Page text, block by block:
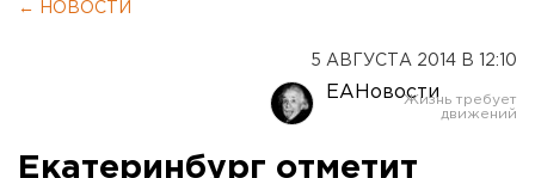
← НОВОСТИ
5 АВГУСТА 2014 В 12:10
ЕАНовости
Екатеринбург отметит